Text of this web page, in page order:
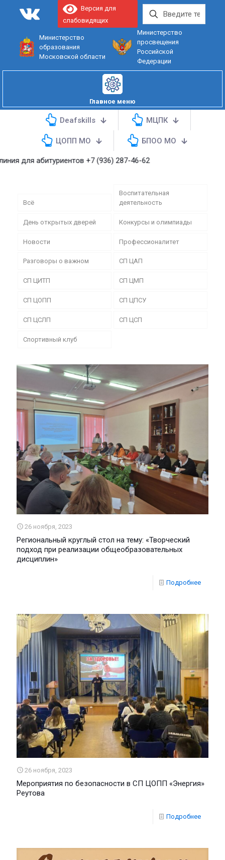
Министерство
образования
Московской области
Министерство
просвещения
Российской
Федерации
Версия для
слабовидящих
Главное меню
Deafskills МЦПК
ЦОПП МО БПОО МО
абитуриентов+7 (936) 287-46-62
Всё
Воспитательная
деятельность
День открытых дверей Конкурсы и олимпиады
Новости Профессионалитет
Разговоры о важном СП ЦАП
СП ЦИТП СП ЦМП
СП ЦОПП СП ЦПСУ
СП ЦСЛП СП ЦСП
Спортивный клуб
26 ноября, 2023
Региональный круглый стол на тему: «Творческий
подход при реализации общеобразовательных
дисциплин»
Подробнее
26 ноября, 2023
Мероприятия по безопасности в СП ЦОПП «Энергия»
Реутова
Подробнее